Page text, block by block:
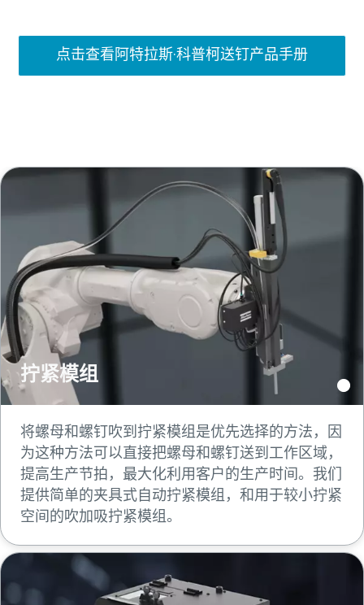
点击查看阿特拉斯·科普柯送钉产品手册
拧紧模组
将螺母和螺钉吹到拧紧模组是优先选择的方法，因
为这种方法可以直接把螺母和螺钉送到工作区域，
提高生产节拍，最大化利用客户的生产时间。我们
提供简单的夹具式自动拧紧模组，和用于较小拧紧
空间的吹加吸拧紧模组。